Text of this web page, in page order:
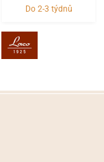
Do 2-3 týdnů